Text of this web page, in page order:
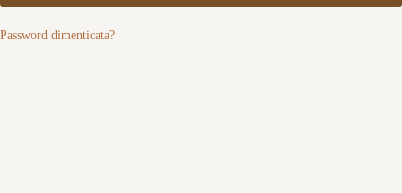
Password dimenticata?